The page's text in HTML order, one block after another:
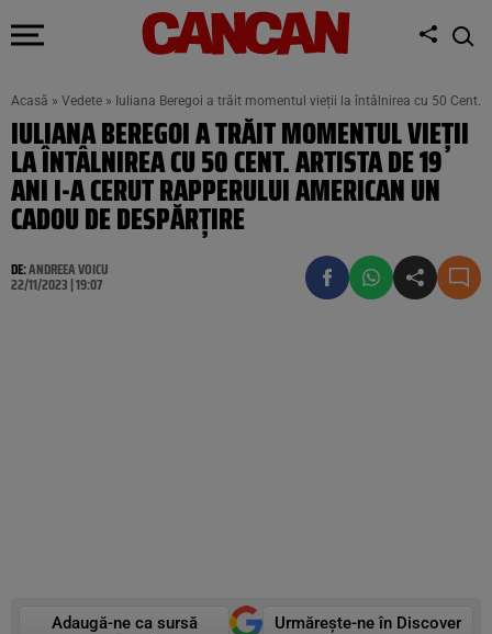
Acasă » Vedete » Iuliana Beregoi a trăit momentul vieții la întâlnirea cu 50
IULIANA BEREGOI A TRĂIT MOMENTUL VIEȚII
LA ÎNTÂLNIREA CU 50 CENT. ARTISTA DE 19
ANI I-A CERUT RAPPERULUI AMERICAN UN
CADOU DE DESPĂRȚIRE
DE:ANDREEA VOICU
22/11/2023 | 19:07
Adaugă-ne ca sursă
Urmărește-ne în Discover